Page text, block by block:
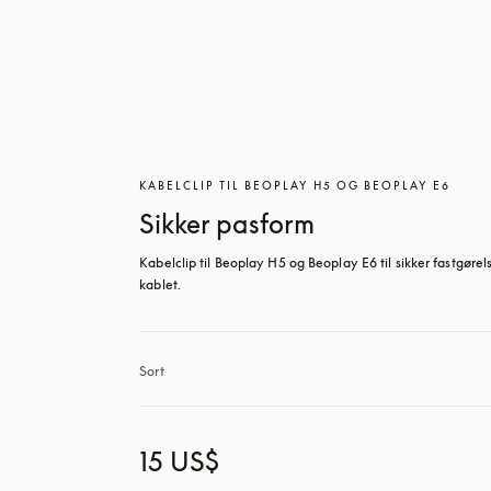
KABELCLIP TIL BEOPLAY H5 OG BEOPLAY E6
Sikker pasform
Kabelclip til Beoplay H5 og Beoplay E6 til sikker
kablet.
Sort
15 US$